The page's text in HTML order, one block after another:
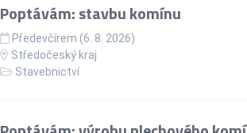
Poptávám: stavbu komínu
Předevčírem (6. 8. 2026)
Středočeský kraj
Stavebnictví